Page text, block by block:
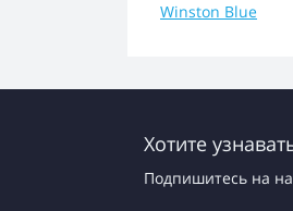
Winston Blue
Хотите
Подпишитесь на